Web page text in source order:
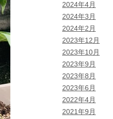
2024年4月
2024年3月
2024年2月
2023年12月
2023年10月
2023年9月
2023年8月
2023年6月
2022年4月
2021年9月